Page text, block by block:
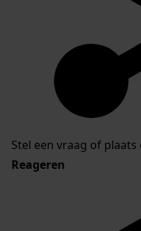
Stel een vraag of
Reageren